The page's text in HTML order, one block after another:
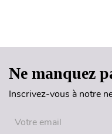
Ne manquez
Inscrivez-vous à notre